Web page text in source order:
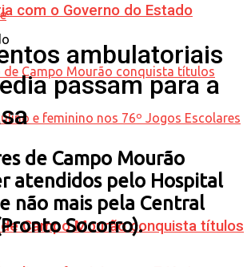
com o Governo do Estado
Campo Mourão conquista títulos
ambulatoriais
passam para a
de Campo Mourão
atendidos pelo Hospital
não mais pela Central
Socorro).